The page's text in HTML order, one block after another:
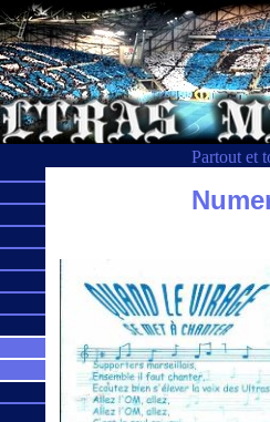
Partout et